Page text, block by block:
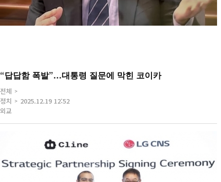
“답답함 폭발”…대통령 질문에 막힌 코이카
전체
정치
외교
2025.12.19 12:52